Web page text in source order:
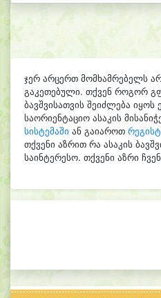
ჯერ არცერთ მომხამრებელს
გაკეთებული. თქვენ როგორ
ბავშვისათვის შეიძლება იყოს
საორიენტაციო ასაკის
სისტემაში ან გაიაროთ
თქვენი აზრით რა ასაკის
საინტერესო. თქვენი აზრი